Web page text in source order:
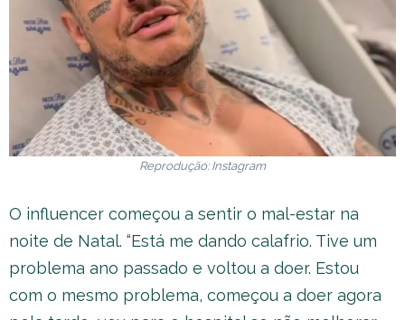
Reprodução: Instagram
O influencer começou a sentir o mal-estar na
noite de Natal. “Está me dando calafrio. Tive um
problema ano passado e voltou a doer. Estou
com o mesmo problema, começou a doer agora